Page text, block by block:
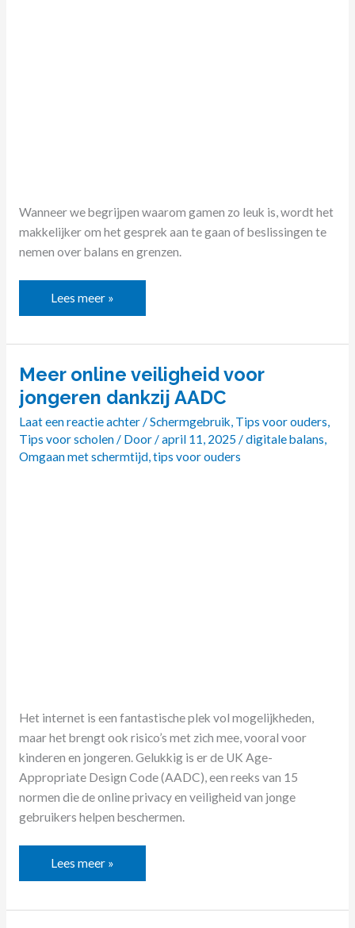
Wanneer we begrijpen waarom gamen zo leuk is, wordt het
makkelijker om het gesprek aan te gaan of beslissingen te
nemen over balans en grenzen.
Lees meer »
Meer online veiligheid voor
jongeren dankzij AADC
Laat een reactie achter/Schermgebruik, Tips voor ouders,
Tips voor scholen/ Door/april 11, 2025 /digitale balans,
Omgaan met schermtijd,tips voor ouders
Het internet is een fantastische plek vol mogelijkheden,
maar het brengt ook risico’s met zich mee, vooral voor
kinderen en jongeren. Gelukkig is er de UK Age-
Appropriate Design Code (AADC), een reeks van 15
normen die de online privacy en veiligheid van jonge
gebruikers helpen beschermen.
Meer
online
veiligheid
jongeren
Lees meer »